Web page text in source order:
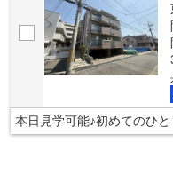
本日見学可能♪初めてのひ